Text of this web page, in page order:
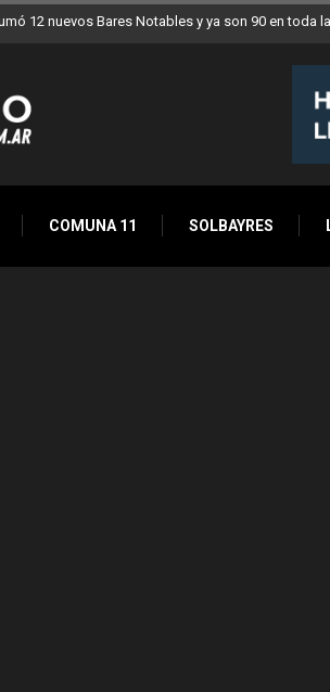
12 nuevos Bares Notables y ya son 90 en toda
COMUNA 11 SOLBAYRES